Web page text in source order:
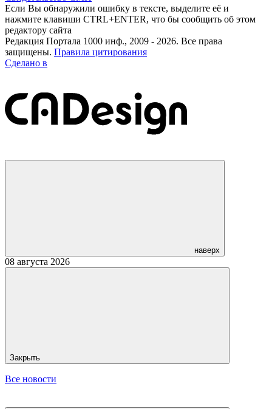
Если Вы обнаружили ошибку в тексте, выделите её и
нажмите клавиши CTRL+ENTER, что бы сообщить об этом
редактору сайта
Редакция Портала 1000 инф., 2009 - 2026. Все права
защищены. Правила цитирования
Сделано в
наверх
08 августа 2026
Закрыть
Все новости